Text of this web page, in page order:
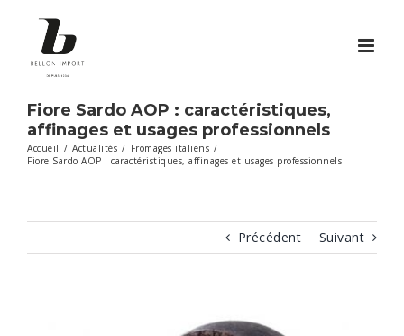
contenu
Fiore Sardo AOP : caractéristiques,
affinages et usages professionnels
Accueil / Actualités / Fromages italiens /
Fiore Sardo AOP : caractéristiques, affinages et usages professionnels
Précédent Suivant